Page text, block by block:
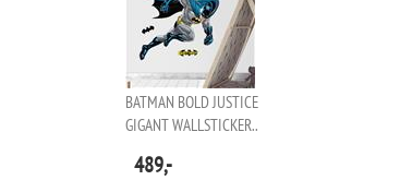
BATMAN BOLD JUSTICE
GIGANT WALLSTICKER..
489,-